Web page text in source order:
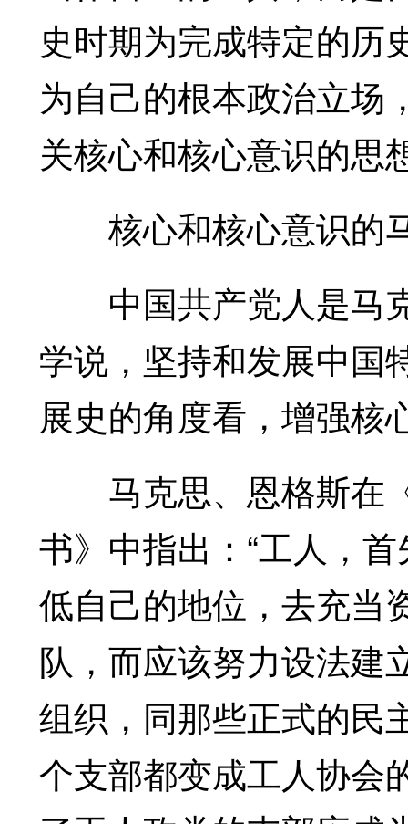
史时期为完成特定的历
为自己的根本政治立场
关核心和核心意识的思
核心和核心意识的
中国共产党人是马
学说，坚持和发展中国
展史的角度看，增强核
马克思、恩格斯在
书》中指出：“工人，
低自己的地位，去充当
队，而应该努力设法建
组织，同那些正式的民
个支部都变成工人协会